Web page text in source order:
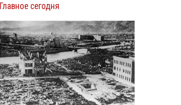
Главное сегодня